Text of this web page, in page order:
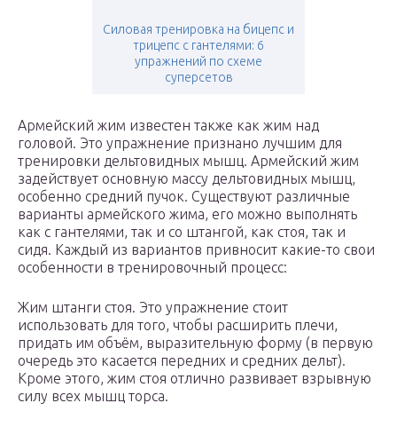
Силовая тренировка на бицепс и
трицепс с гантелями: 6
упражнений по схеме
суперсетов
Армейский жим известен также как жим над
головой. Это упражнение признано лучшим для
тренировки дельтовидных мышц. Армейский жим
задействует основную массу дельтовидных мышц,
особенно средний пучок. Существуют различные
варианты армейского жима, его можно выполнять
как с гантелями, так и со штангой, как стоя, так и
сидя. Каждый из вариантов привносит какие-то свои
особенности в тренировочный процесс:
Жим штанги стоя. Это упражнение стоит
использовать для того, чтобы расширить плечи,
придать им объём, выразительную форму (в первую
очередь это касается передних и средних дельт).
Кроме этого, жим стоя отлично развивает взрывную
силу всех мышц торса.